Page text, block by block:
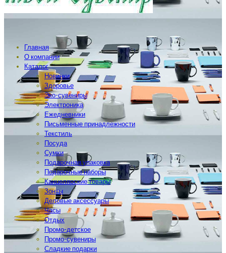
Главная
О компании
Каталог
Новинки
Здоровье
Эко-сувениры
Электроника
Ежедневники
Письменные принадлежности
Текстиль
Посуда
Сумки
Подарочная упаковка
Подарочные наборы
Канцелярские товары
Зонты
Деловые аксессуары
Часы
Отдых
Промо-детское
Промо-сувениры
Сладкие подарки